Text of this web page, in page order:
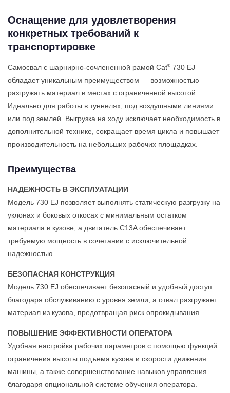
Оснащение для удовлетворения
конкретных требований к
транспортировке
Самосвал с шарнирно-сочлененной рамой Cat® 730 EJ
обладает уникальным преимуществом — возможностью
разгружать материал в местах с ограниченной высотой.
Идеально для работы в туннелях, под воздушными линиями
или под землей. Выгрузка на ходу исключает необходимость в
дополнительной технике, сокращает время цикла и повышает
производительность на небольших рабочих площадках.
Преимущества
НАДЕЖНОСТЬ В ЭКСПЛУАТАЦИИ
Модель 730 EJ позволяет выполнять статическую разгрузку на
уклонах и боковых откосах с минимальным остатком
материала в кузове, а двигатель C13A обеспечивает
требуемую мощность в сочетании с исключительной
надежностью.
БЕЗОПАСНАЯ КОНСТРУКЦИЯ
Модель 730 EJ обеспечивает безопасный и удобный доступ
благодаря обслуживанию с уровня земли, а отвал разгружает
материал из кузова, предотвращая риск опрокидывания.
ПОВЫШЕНИЕ ЭФФЕКТИВНОСТИ ОПЕРАТОРА
Удобная настройка рабочих параметров с помощью функций
ограничения высоты подъема кузова и скорости движения
машины, а также совершенствование навыков управления
благодаря опциональной системе обучения оператора.